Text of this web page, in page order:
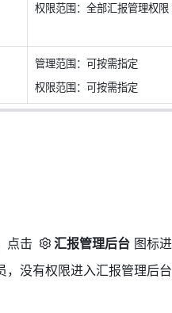
权限范围：全部汇报管理权限
管理范围：可按需指定
权限范围：可按需指定
点击 汇报管理后台 图标
，没有权限进入汇报管理后